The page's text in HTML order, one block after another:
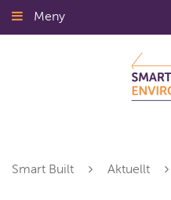
Gå
till
Meny
Smart Built Aktuellt